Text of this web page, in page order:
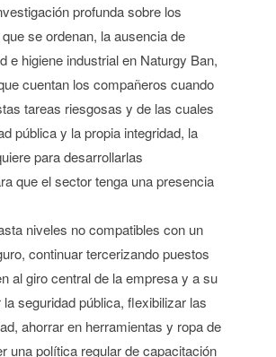
profunda sobre los
se ordenan, la ausencia de
e higiene industrial en Naturgy Ban,
cuentan los compañeros cuando
tareas riesgosas y de las cuales
pública y la propia integridad, la
para desarrollarlas
que el sector tenga una presencia
niveles no compatibles con un
continuar tercerizando puestos
al giro central de la empresa y a su
seguridad pública, flexibilizar las
ahorrar en herramientas y ropa de
una política regular de capacitación